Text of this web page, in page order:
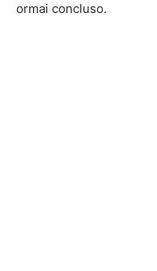
ormai concluso.